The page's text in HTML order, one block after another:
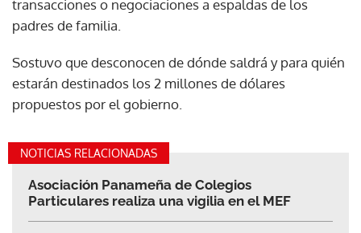
transacciones o negociaciones a espaldas de los
padres de familia.
Sostuvo que desconocen de dónde saldrá y para quién
estarán destinados los 2 millones de dólares
propuestos por el gobierno.
NOTICIAS RELACIONADAS
Asociación Panameña de Colegios
Particulares realiza una vigilia en el MEF